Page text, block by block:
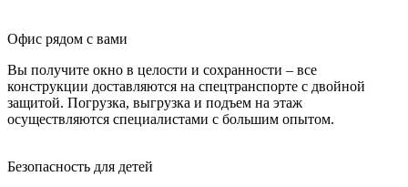
Офис рядом с вами
Вы получите окно в целости и сохранности – все
конструкции доставляются на спецтранспорте с двойной
защитой. Погрузка, выгрузка и подъем на этаж
осуществляются специалистами с большим опытом.
Безопасность для детей